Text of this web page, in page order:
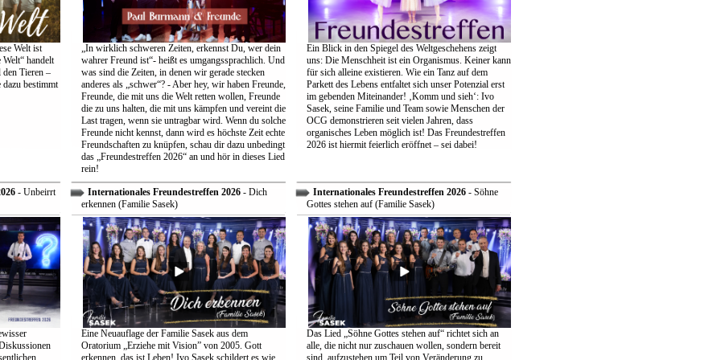
Welt ist
handelt
Tieren –
bestimmt
„In wirklich schweren Zeiten, erkennst Du, wer dein
wahrer Freund ist“- heißt es umgangssprachlich. Und
was sind die Zeiten, in denen wir gerade stecken
anderes als „schwer“? - Aber hey, wir haben Freunde,
Freunde, die mit uns die Welt retten wollen, Freunde
die zu uns halten, die mit uns kämpfen und vereint die
Last tragen, wenn sie untragbar wird. Wenn du solche
Freunde nicht kennst, dann wird es höchste Zeit echte
Freundschaften zu knüpfen, schau dir dazu unbedingt
das „Freundestreffen 2026“ an und hör in dieses Lied
rein!
Ein Blick in den Spiegel des Weltgeschehens zeigt
uns: Die Menschheit ist ein Organismus. Keiner kann
für sich alleine existieren. Wie ein Tanz auf dem
Parkett des Lebens entfaltet sich unser Potenzial erst
im gebenden Miteinander! ‚Komm und sieh‘: Ivo
Sasek, seine Familie und Team sowie Menschen der
OCG demonstrieren seit vielen Jahren, dass
organisches Leben möglich ist! Das Freundestreffen
2026 ist hiermit feierlich eröffnet – sei dabei!
- Unbeirrt Internationales Freundestreffen 2026- Dich
erkennen (Familie Sasek)
Eine Neuauflage der Familie Sasek aus dem
Oratorium „Erziehe mit Vision” von 2005. Gott
erkennen, das ist Leben! Ivo Sasek schildert es wie
Internationales Freundestreffen 2026- Söhne
Gottes stehen auf (Familie Sasek)
Das Lied „Söhne Gottes stehen auf“ richtet sich an
alle, die nicht nur zuschauen wollen, sondern bereit
sind, aufzustehen um Teil von Veränderung zu